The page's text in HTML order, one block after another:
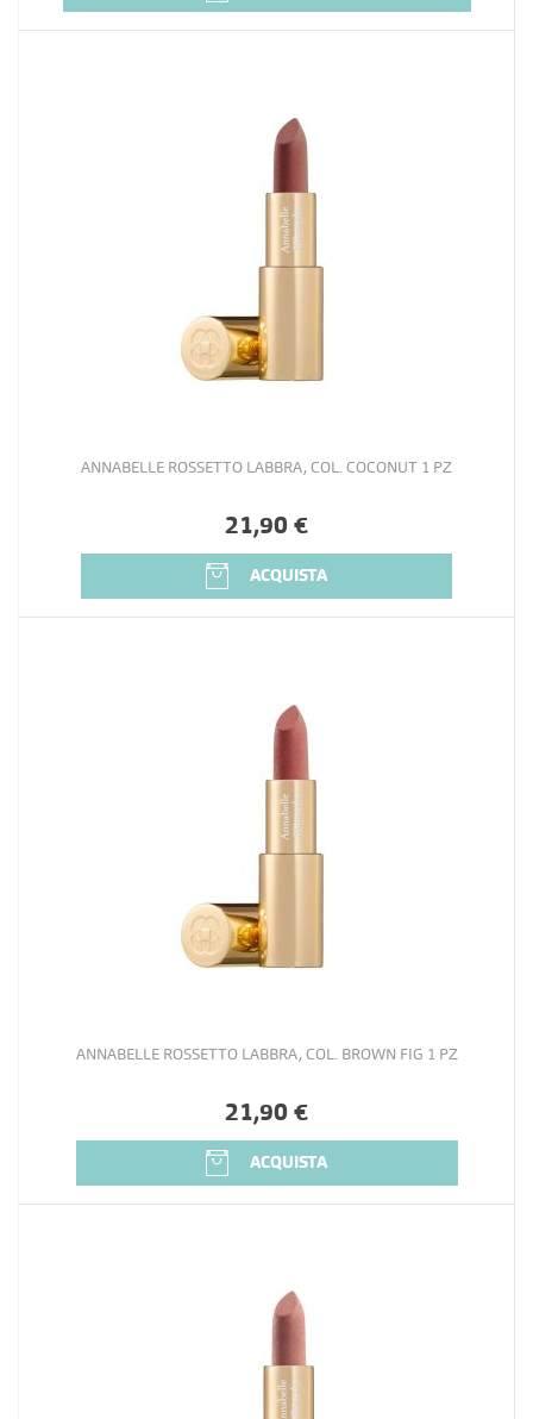
ANNABELLE ROSSETTO LABBRA, COL. COCONUT 1 PZ
21,90 €
ACQUISTA
ANNABELLE ROSSETTO LABBRA, COL. BROWN FIG 1 PZ
21,90 €
ACQUISTA